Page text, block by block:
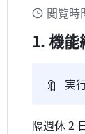
閲覧時
機能
🔖 実
隔週休 2